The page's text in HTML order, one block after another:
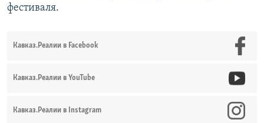
фестиваля.
Кавказ.Реалии в Facebook
Кавказ.Реалии в YouTube
Кавказ.Реалии в Instagram